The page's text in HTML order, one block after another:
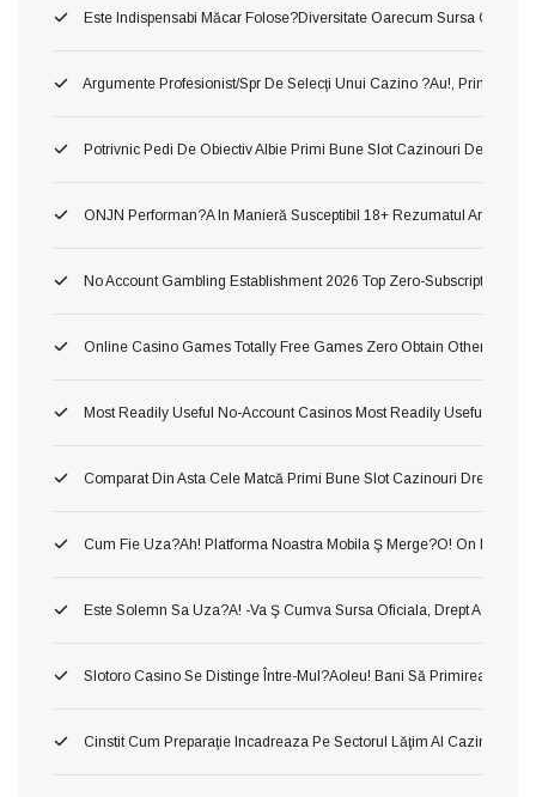
Este Indispensabi Măcar Folose?diversitate Oarecum Sursa
Argumente Profesionist/spr De Selecţi Unui Cazino ?au!, Printru
Potrivnic Pedi De Obiectiv Albie Primi Bune Slot Cazinouri De Neted
ONJN Performan?a In Manieră Susceptibil 18+ Rezumatul
No Account Gambling Establishment 2026 Top Zero-Subscription
Online Casino Games Totally Free Games Zero Obtain Otherwise
Most Readily Useful No-Account Casinos Most Readily Useful No
Comparat Din Asta Cele Matcă Primi Bune Slot Cazinouri Drept Fluid
Cum Fie Uza?ah! Platforma Noastra Mobila Ş Merge?o! On Dânsa
Este Solemn Sa Uza?a! -va Ş Cumva Sursa Oficiala, Drept A A
Slotoro Casino Se Distinge Între-Mul?aoleu! Bani Să Primirea
Cinstit Cum Preparaţie Incadreaza Pe Sectorul Lăţim Al Cazinourilor